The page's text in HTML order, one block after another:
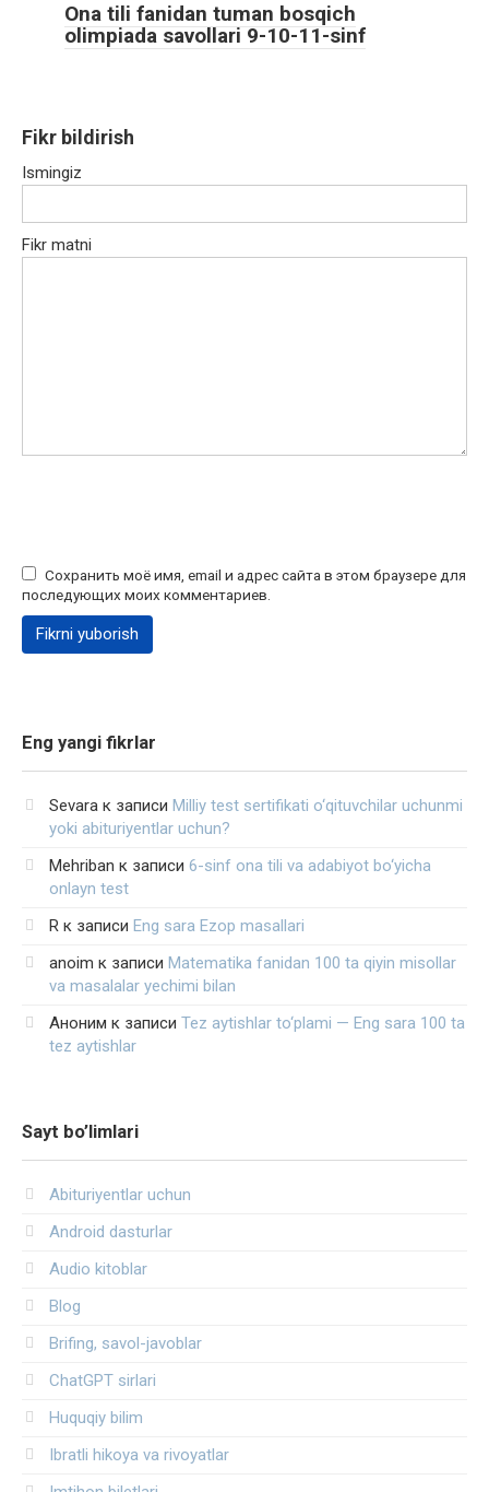
Ona tili fanidan tuman bosqich
olimpiada savollari 9-10-11-sinf
Fikr bildirish
Ismingiz
Fikr matni
Сохранить моё имя, email и адрес сайта в этом браузере для
последующих моих комментариев.
Eng yangi fikrlar
Sevara к записи Milliy test sertifikati o‘qituvchilar uchunmi
yoki abituriyentlar uchun?
Mehriban к записи 6-sinf ona tili va adabiyot bo‘yicha
onlayn test
R к записи Eng sara Ezop masallari
anoim к записи Matematika fanidan 100 ta qiyin misollar
va masalalar yechimi bilan
Аноним к записи Tez aytishlar to‘plami — Eng sara 100 ta
tez aytishlar
Sayt bo’limlari
Abituriyentlar uchun
Android dasturlar
Audio kitoblar
Blog
Brifing, savol-javoblar
ChatGPT sirlari
Huquqiy bilim
Ibratli hikoya va rivoyatlar